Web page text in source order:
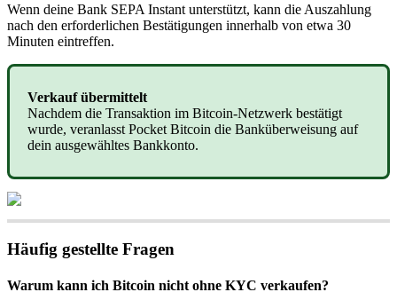
Wenn deine Bank SEPA Instant unterstützt, kann die Auszahlung
nach den erforderlichen Bestätigungen innerhalb von etwa 30
Minuten eintreffen.
Verkauf übermittelt
Nachdem die Transaktion im Bitcoin-Netzwerk bestätigt
wurde, veranlasst Pocket Bitcoin die Banküberweisung auf
dein ausgewähltes Bankkonto.
Häufig gestellte Fragen
Warum kann ich Bitcoin nicht ohne KYC verkaufen?